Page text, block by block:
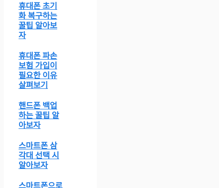
휴대폰 초기
화 복구하는
꿀팁 알아보
자
휴대폰 파손
보험 가입이
필요한 이유
살펴보기
핸드폰 백업
하는 꿀팁 알
아보자
스마트폰 삼
각대 선택 시
알아보자
스마트폰으로